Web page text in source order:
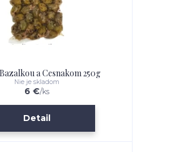
a Cesnakom 250g
6 €/ks
Nie je skladom
Detail